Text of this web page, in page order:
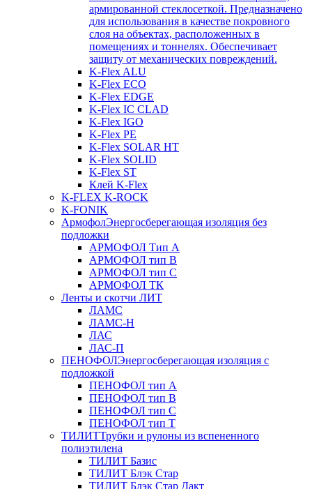
армированной стеклосеткой. Предназначено
для использования в качестве покровного
слоя на объектах, расположенных в
помещениях и тоннелях. Обеспечивает
защиту от механических повреждений.
K-Flex ALU
K-Flex ECO
K-Flex EDGE
K-Flex IC CLAD
K-Flex IGO
K-Flex PE
K-Flex SOLAR HT
K-Flex SOLID
K-Flex ST
Клей K-Flex
K-FLEX K-ROCK
K-FONIK
АрмофолЭнергосберегающая изоляция без
подложки
АРМОФОЛ Тип А
АРМОФОЛ тип В
АРМОФОЛ тип C
АРМОФОЛ ТК
Ленты и скотчи ЛИТ
ЛАМС
ЛАМС-Н
ЛАС
ЛАС-П
ПЕНОФОЛЭнергосберегающая изоляция с
подложкой
ПЕНОФОЛ тип А
ПЕНОФОЛ тип B
ПЕНОФОЛ тип C
ПЕНОФОЛ тип T
ТИЛИТТрубки и рулоны из вспененного
полиэтилена
ТИЛИТ Базис
ТИЛИТ Блэк Стар
ТИЛИТ Блэк Стар Дакт